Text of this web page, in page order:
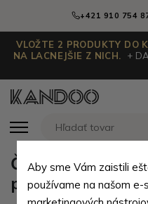
+421 910 754
VLOŽTE 2 PRODUKTY DO
NA LACNEJŠIE Z NICH.
+
Čierna dámska
peňaženka
Aby sme Vám zaistili
používame na našom e-